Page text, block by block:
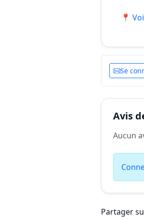
📍
Se
Avis
Aucun
Partager